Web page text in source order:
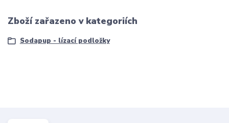
Zboží zařazeno v kategoriích
Sodapup - lízací podložky